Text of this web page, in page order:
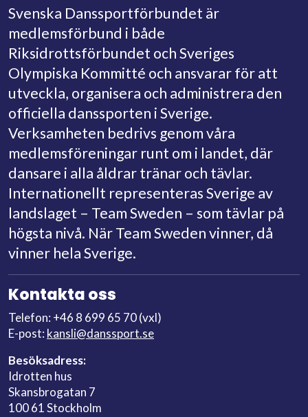
Svenska Danssportförbundet är
medlemsförbund i både
Riksidrottsförbundet och Sveriges
Olympiska Kommitté och ansvarar för att
utveckla, organisera och administrera den
officiella danssporten i Sverige.
Verksamheten bedrivs genom våra
medlemsföreningar runt om i landet, där
dansare i alla åldrar tränar och tävlar.
Internationellt representeras Sverige av
landslaget – Team Sweden – som tävlar på
högsta nivå. När Team Sweden vinner, då
vinner hela Sverige.
Kontakta oss
Telefon: +46 8 699 65 70 (vxl)
E-post: kansli@danssport.se
Besöksadress:
Idrotten hus
Skansbrogatan 7
100 61 Stockholm